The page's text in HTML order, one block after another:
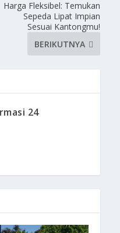
Harga Fleksibel: Temukan
Sepeda Lipat Impian
Sesuai Kantongmu!
BERIKUTNYA
24